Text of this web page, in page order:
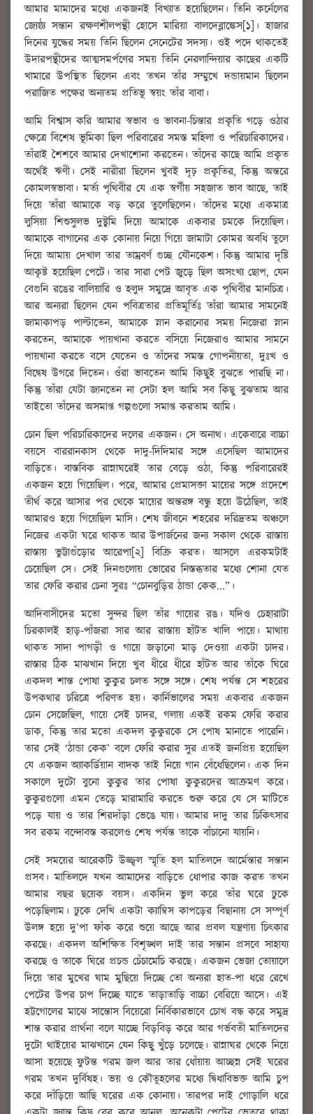
আমার মামাদের মধ্যে একজনই বিখ্যাত হয়েছিলেন। তিনি কর্নেলের
জ্যেষ্ঠ্য সন্তান রক্ষণশীলপন্থী হোসে মারিয়া বালদেব্লাঙ্কেস[১]। হাজার
দিনের যুদ্ধের সময় তিনি ছিলেন সেনেটের সদস্য। ওই পদে থাকতেই
উদারপন্থীদের আত্মসমর্পণের সময় তিনি নেরলান্দিয়ার কাছের একটি
খামারে উপস্থিত ছিলেন এবং তখন তাঁর সম্মুখে দন্ডায়মান ছিলেন
পরাজিত পক্ষের অন্যতম প্রতিভূ স্বয়ং তাঁর বাবা।
আমি বিশ্বাস করি আমার স্বভাব ও ভাবনা-চিন্তার প্রকৃতি গড়ে ওঠার
ক্ষেত্রে বিশেষ ভূমিকা ছিল পরিবারের সমস্ত মহিলা ও পরিচারিকাদের।
তাঁরাই শৈশবে আমার দেখাশোনা করতেন। তাঁদের কাছে আমি প্রকৃত
অর্থেই ঋণী। সেই নারীরা ছিলেন খুবই দৃঢ় প্রকৃতির, কিন্তু অন্তরে
কোমলস্বভাবা। মর্ত্য পৃথিবীর যে এক স্বর্গীয় সহজাত ভাব আছে, তাই
দিয়ে তাঁরা আমাকে বড় করে তুলেছিলেন। তাঁদের মধ্যে একমাত্র
লুসিয়া শিশুসুলভ দুষ্টুমি দিয়ে আমাকে একবার চমকে দিয়েছিল।
আমাকে বাগানের এক কোনায় নিয়ে গিয়ে জামাটা কোমর অবধি তুলে
দিয়ে আমায় দেখাল তার তাম্রবর্ণ গুচ্ছ যৌনকেশ। কিন্তু আমার দৃষ্টি
আকৃষ্ট হয়েছিল পেটে। তার সারা পেট জুড়ে ছিল অসংখ্য ছোপ, যেন
বেগুনি রঙের বালিয়ারি ও হলুদ সমুদ্রে আবৃত এক পৃথিবীর মানচিত্র।
আর অন্যরা ছিলেন যেন পবিত্রতার প্রতিমূর্তিঃ তাঁরা আমার সামনেই
জামাকাপড় পাল্টাতেন, আমাকে স্নান করানোর সময় নিজেরা স্নান
করতেন, আমাকে পায়খানা করতে বসিয়ে নিজেরাও আমার সামনে
পায়খানা করতে বসে যেতেন ও তাঁদের সমস্ত গোপনীয়তা, দুঃখ ও
বিদ্বেষ উগরে দিতেন। ওঁরা ভাবতেন আমি কিছুই বুঝতে পারছি না।
কিন্তু তাঁরা যেটা জানতেন না সেটা হল আমি সব কিছু বুঝতাম আর
তাইতো তাঁদের অসমাপ্ত গল্পগুলো সমাপ্ত করতাম আমি।
চোন ছিল পরিচারিকাদের দলের একজন। সে অনাথ। একেবারে বাচ্চা
বয়সে বাররানকাস থেকে দাদু-দিদিমার সঙ্গে এসেছিল আমাদের
বাড়িতে। বাস্তবিক রান্নাঘরেই তার বেড়ে ওঠা, কিন্তু পরিবারেরই
একজন হয়ে গিয়েছিল। পরে, আমার প্রেমাসক্তা মায়ের সঙ্গে প্রদেশে
তীর্থ করে আসার পর থেকে মায়ের অন্তরঙ্গ বন্ধু হয়ে উঠেছিল, তাই
আমারও হয়ে গিয়েছিল মাসি। শেষ জীবনে শহরের দরিদ্রতম অঞ্চলে
নিজের একটা ঘরে থাকত আর উপার্জনের জন্য সকাল থেকে রাস্তায়
রাস্তায় ভুট্টাগুঁড়োর আরেপা[২] বিক্রি করত। আসলে এরকমটাই
চেয়েছিল সে। সেই দিনগুলোয় ভোরের নিস্তব্ধতার মধ্যে শোনা যেত
তার ফেরি করার চেনা সুরঃ “চোনবুড়ির ঠান্ডা কেক...”।
আদিবাসীদের মতো সুন্দর ছিল তাঁর গায়ের রঙ। যদিও চেহারাটা
চিরকালই হাড়-পাঁজরা সার আর রাস্তায় হাঁটত খালি পায়ে। মাথায়
থাকত সাদা পাগড়ী ও গায়ে জড়ানো মাড় দেওয়া একটা চাদর।
রাস্তার ঠিক মাঝখান দিয়ে খুব ধীরে ধীরে হাঁটত আর তাঁকে ঘিরে
একদল শান্ত পোষা কুকুর চলত সঙ্গে সঙ্গে। শেষ পর্যন্ত সে শহরের
উপকথার চরিত্রে পরিণত হয়। কার্নিভালের সময় একবার একজন
চোন সেজেছিল, গায়ে সেই চাদর, গলায় একই রকম ফেরি করার
ডাক, কিন্তু তার মতো একদল কুকুরকে সে পোষ মানাতে পারেনি।
তার সেই ‘ঠান্ডা কেক’ বলে ফেরি করার সুর এতই জনপ্রিয় হয়েছিল
যে একজন অ্যাকর্ডিয়ান বাদক তাই নিয়ে গান বেঁধেছিলেন। এক দিন
সকালে দুটো বুনো কুকুর তার পোষা কুকুরদের আক্রমণ করে।
কুকুরগুলো এমন তেড়ে মারামারি করতে শুরু করে যে সে মাটিতে
পড়ে যায় ও তার শিরদাঁড়া ভেঙে যায়। আমার দাদু তার চিকিৎসার
সব রকম বন্দোবস্ত করলেও শেষ পর্যন্ত তাকে বাঁচানো যায়নি।
সেই সময়ের আরেকটি উজ্জ্বল স্মৃতি হল মাতিলদে আর্মেন্তার সন্তান
প্রসব। মাতিলদে যখন আমাদের বাড়িতে ধোপার কাজ করত তখন
আমার বছর ছয়েক বয়স। একদিন ভুল করে তাঁর ঘরে ঢুকে
পড়েছিলাম। ঢুকে দেখি একটা ক্যাম্বিস কাপড়ের বিছানায় সে সম্পূর্ণ
উলঙ্গ হয়ে দু’পা ফাঁক করে শুয়ে আছে আর প্রবল যন্ত্রণায় চিৎকার
করছে। একদল অশিক্ষিত বিশৃঙ্খল দাই তার সন্তান প্রসবে সাহায্য
করছে ও তাকে ঘিরে প্রচন্ড চেঁচামেচি করছে। একজন ভেজা তোয়ালে
দিয়ে তার মুখের ঘাম মুছিয়ে দিচ্ছে তো অন্যরা হাত-পা ধরে রেখে
পেটের উপর চাপ দিচ্ছে যাতে তাড়াতাড়ি বাচ্চা বেরিয়ে আসে। এই
হট্টগোলের মাঝে সান্তোস বিয়েরো নির্বিকারভাবে চোখ বন্ধ করে সমুদ্র
শান্ত করার প্রার্থনা বলে যাচ্ছে বিড়বিড় করে আর গর্ভবতী মাতিলদের
দুটো থাইয়ের মাঝখানে যেন কিছু খুঁড়ে চলেছে। রান্নাঘর থেকে নিয়ে
আসা হয়েছে ফুটন্ত গরম জল আর তার ধোঁয়ায় আচ্ছন্ন সেই ঘরের
গরম তখন দুর্বিষহ। ভয় ও কৌতূহলের মধ্যে দ্বিধাবিভক্ত আমি চুপ
করে দাঁড়িয়ে আছি ঘরের এক কোনায়। তারপর দাই গোড়ালি ধরে